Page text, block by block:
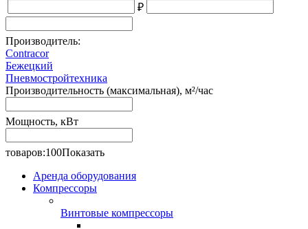
₽
Производитель:
Contracor
Бежецкий
Пневмостройтехника
Производительность (максимальная), м²/час
Мощность, кВт
товаров:100Показать
Аренда оборудования
Компрессоры
Винтовые компрессоры